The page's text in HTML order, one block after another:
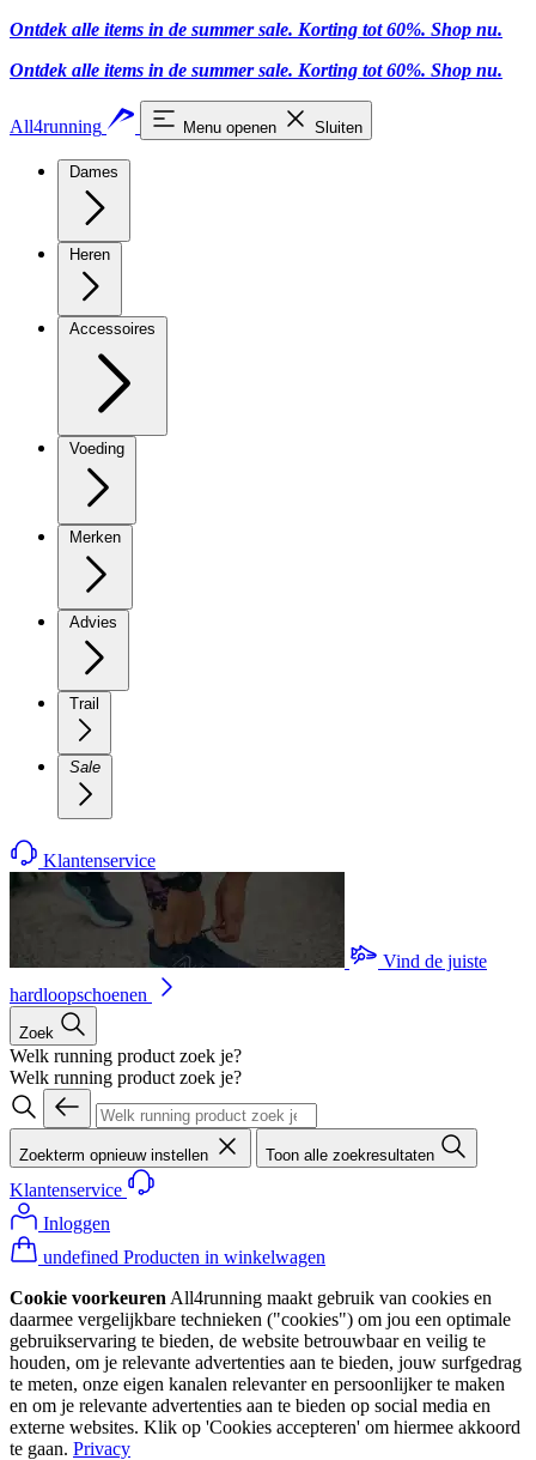
Ontdek alle items in de summer sale. Korting tot 60%. Shop nu.
Ontdek alle items in de summer sale. Korting tot 60%. Shop nu.
All4running Menu openen Sluiten
Dames
Heren
Accessoires
Voeding
Merken
Advies
Trail
Sale
Klantenservice
Vind de juiste
hardloopschoenen
Zoek
Welk running product zoek je?
Welk running product zoek je?
Zoekterm opnieuw instellen Toon alle zoekresultaten
Klantenservice
Inloggen
undefined Producten in winkelwagen
Cookie voorkeuren All4running maakt gebruik van cookies en
daarmee vergelijkbare technieken ("cookies") om jou een optimale
gebruikservaring te bieden, de website betrouwbaar en veilig te
houden, om je relevante advertenties aan te bieden, jouw surfgedrag
te meten, onze eigen kanalen relevanter en persoonlijker te maken
en om je relevante advertenties aan te bieden op social media en
externe websites. Klik op 'Cookies accepteren' om hiermee akkoord
te gaan. Privacy